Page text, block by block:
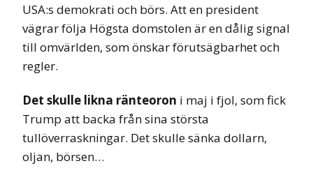
USA:s demokrati och börs. Att en president
vägrar följa Högsta domstolen är en dålig signal
till omvärlden, som önskar förutsägbarhet och
regler.
Det skulle likna ränteoron i maj i fjol, som fick
Trump att backa från sina största
tullöverraskningar. Det skulle sänka dollarn,
oljan, börsen…